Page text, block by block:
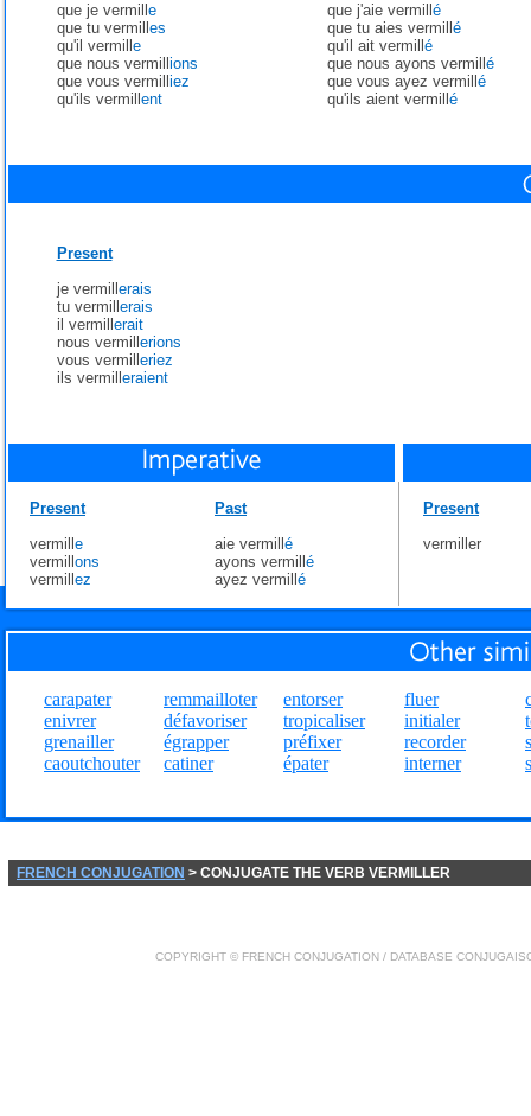
que je vermill e
que tu vermill es
qu'il vermill e
que nous vermill ions
que vous vermill iez
qu'ils vermill ent
que j'aie vermill é
que tu aies vermill é
qu'il ait vermill é
que nous ayons vermill é
que vous ayez vermill é
qu'ils aient vermill é
Present
je vermill erais
tu vermill erais
il vermill erait
nous vermill erions
vous vermill eriez
ils vermill eraient
Present
vermill e
vermill ons
vermill ez
Past
aie vermill é
ayons vermill é
ayez vermill é
Present
vermiller
carapater
enivrer
grenailler
caoutchouter
remmailloter
défavoriser
égrapper
catiner
entorser
tropicaliser
préfixer
épater
fluer
initialer
recorder
interner
FRENCH CONJUGATION > CONJUGATE THE VERB VERMILLER
COPYRIGHT © FRENCH CONJUGATION / DATABASE